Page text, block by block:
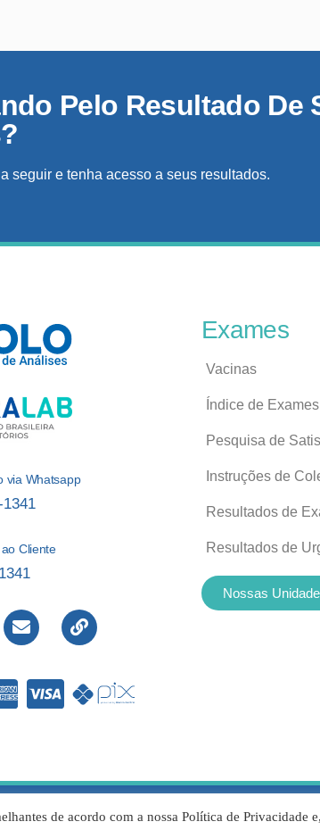
Pelo Resultado De
seguir e tenha acesso a seus resultados.
via Whatsapp
Cliente
Exames
Vacinas
Índice de Exames
Pesquisa de
Instruções de
Resultados de
Resultados de
Nossas
Direitos Reservados © 2012-2022 Laboratório
de acordo com a nossa Política de Privacidade